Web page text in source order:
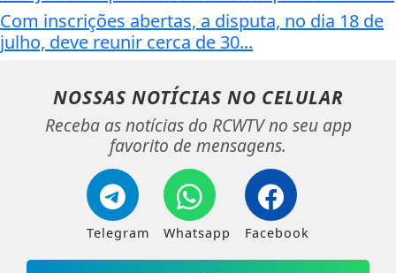
Com inscrições abertas, a disputa, no dia 18 de
julho, deve reunir cerca de 30...
NOSSAS NOTÍCIAS NO CELULAR
Receba as notícias do RCWTV no seu app
favorito de mensagens.
Telegram Whatsapp Facebook